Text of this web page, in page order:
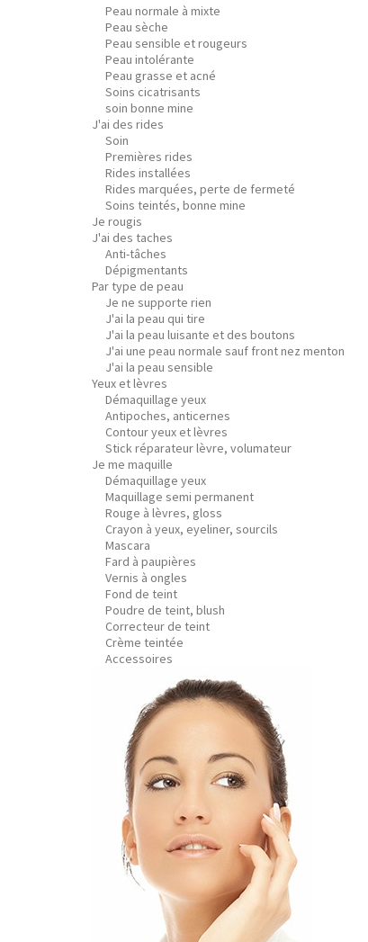
Peau normale à mixte
Peau sèche
Peau sensible et rougeurs
Peau intolérante
Peau grasse et acné
Soins cicatrisants
soin bonne mine
J'ai des rides
Soin
Premières rides
Rides installées
Rides marquées, perte de fermeté
Soins teintés, bonne mine
Je rougis
J'ai des taches
Anti-tâches
Dépigmentants
Par type de peau
Je ne supporte rien
J'ai la peau qui tire
J'ai la peau luisante et des boutons
J'ai une peau normale sauf front nez menton
J'ai la peau sensible
Yeux et lèvres
Démaquillage yeux
Antipoches, anticernes
Contour yeux et lèvres
Stick réparateur lèvre, volumateur
Je me maquille
Démaquillage yeux
Maquillage semi permanent
Rouge à lèvres, gloss
Crayon à yeux, eyeliner, sourcils
Mascara
Fard à paupières
Vernis à ongles
Fond de teint
Poudre de teint, blush
Correcteur de teint
Crème teintée
Accessoires